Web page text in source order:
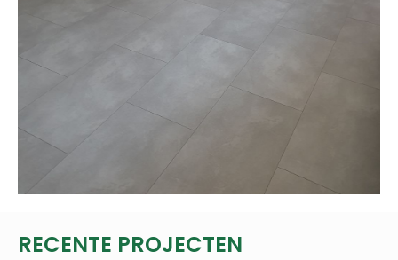
RECENTE PROJECTEN